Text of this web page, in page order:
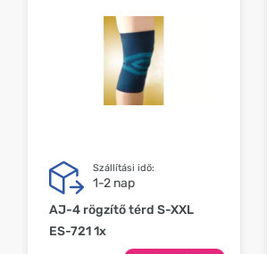
Szállítási idő:
1-2 nap
AJ-4 rögzítő térd S-XXL
ES-721 1x